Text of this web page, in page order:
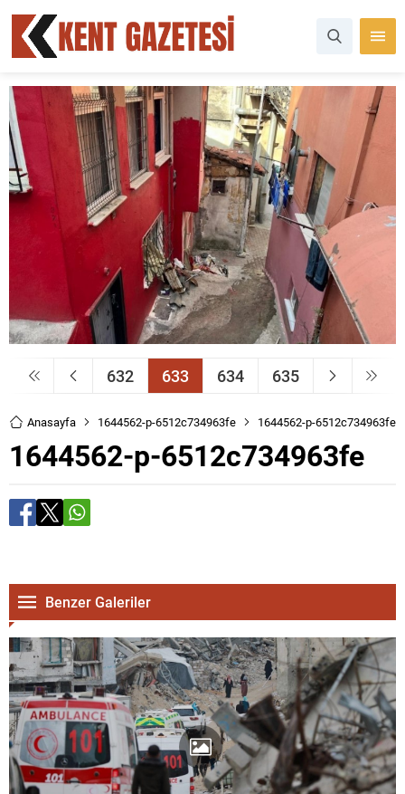
632 633 634 635
Anasayfa 1644562-p-6512c734963fe 1644562-p-6512c734963fe
1644562-p-6512c734963fe
Benzer Galeriler